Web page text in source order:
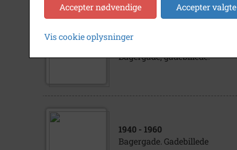
1910
Bagergade, gadebillede.
1940 - 1960
Bagergade. Gadebillede
Accepter nødvendige Accepter valgte
Vis cookie oplysninger